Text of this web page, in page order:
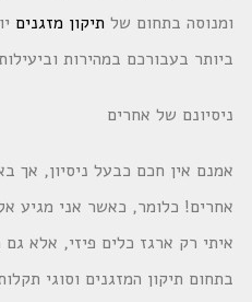
ומנוסה בתחום של תיקון מזגנים
ביותר בעבורכם במהירות
ניסיונם של אחרים
אמנם אין חכם כבעל ניסיון, אך
אחרים! כלומר, כאשר אני מגיע
בתחום תיקון המזגנים וסוגי